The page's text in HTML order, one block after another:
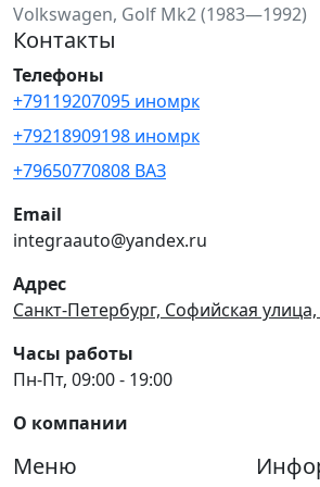
Volkswagen, Golf Mk2 (1983—1992)
Контакты
Телефоны
+79119207095 иномрк
+79218909198 иномрк
+79650770808 ВАЗ
Email
integraauto@yandex.ru
Адрес
Санкт-Петербург, Софийская улица,
Часы работы
Пн-Пт, 09:00 - 19:00
О компании
Меню